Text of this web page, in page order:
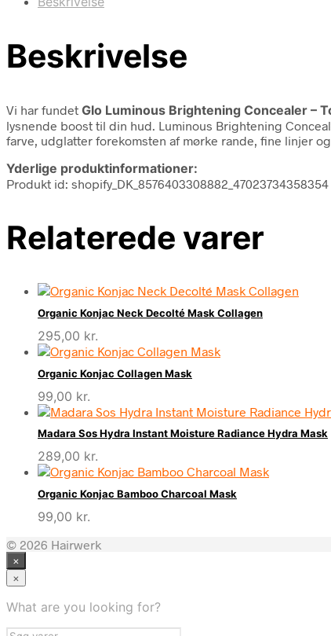
Beskrivelse
Vi har fundet Glo Luminous Brightening Concealer –
lysnende boost til din hud. Luminous Brightening
farve, udglatter forekomsten af mørke rande, fine linjer
Yderlige produktinformationer:
Produkt id: shopify_DK_8576403308882_47023734358354
Relaterede varer
Organic Konjac Neck Decolté Mask Collagen
295,00 kr.
Organic Konjac Collagen Mask
99,00 kr.
Madara Sos Hydra Instant Moisture Radiance Hydra Mask
289,00 kr.
Organic Konjac Bamboo Charcoal Mask
99,00 kr.
© 2026 Hairwerk
×
×
What are you looking for?